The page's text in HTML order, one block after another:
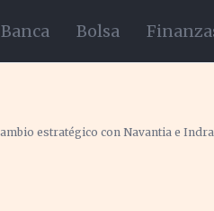
Banca Bolsa
estratégico con Navantia e